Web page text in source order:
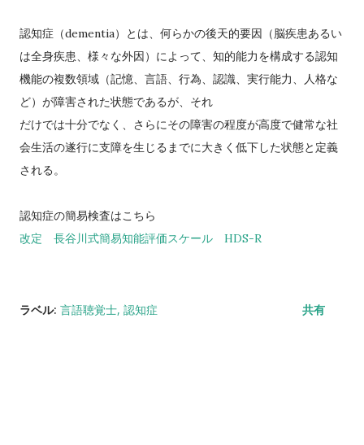
認知症（dementia）とは、何らかの後天的要因（脳疾患あるい
は全身疾患、様々な外因）によって、知的能力を構成する認知
機能の複数領域（記憶、言語、行為、認識、実行能力、人格な
ど）が障害された状態であるが、それ
だけでは十分でなく、さらにその障害の程度が高度で健常な社
会生活の遂行に支障を生じるまでに大きく低下した状態と定義
される。
認知症の簡易検査はこちら
改定 長谷川式簡易知能評価スケール HDS-R
ラベル: 言語聴覚士 認知症 共有